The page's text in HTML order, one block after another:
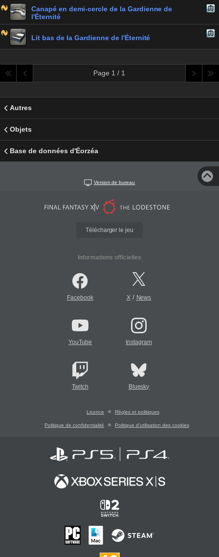
Canapé en demi-cercle de la Gardienne de
l'Éternité
Lit bas de la Gardienne de l'Éternité
Page 1 / 1
Autres
Objets
Base de données d'Éorzéa
Version de bureau
Télécharger le jeu
Informations officielles
Facebook X/ News
YouTube Instagram
Twitch Bluesky
Licence Règles et politiques
Politique de confidentialité Politique d'utilisation des cookies